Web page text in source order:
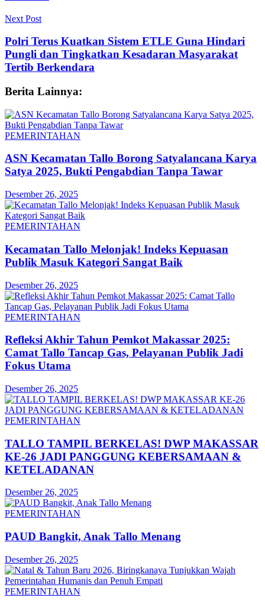
Next Post
Polri Terus Kuatkan Sistem ETLE Guna Hindari
Pungli dan Tingkatkan Kesadaran Masyarakat
Tertib Berkendara
Berita Lainnya:
PEMERINTAHAN
ASN Kecamatan Tallo Borong Satyalancana Karya
Satya 2025, Bukti Pengabdian Tanpa Tawar
Desember 26, 2025
PEMERINTAHAN
Kecamatan Tallo Melonjak! Indeks Kepuasan
Publik Masuk Kategori Sangat Baik
Desember 26, 2025
PEMERINTAHAN
Refleksi Akhir Tahun Pemkot Makassar 2025:
Camat Tallo Tancap Gas, Pelayanan Publik Jadi
Fokus Utama
Desember 26, 2025
PEMERINTAHAN
TALLO TAMPIL BERKELAS! DWP MAKASSAR
KE-26 JADI PANGGUNG KEBERSAMAAN &
KETELADANAN
Desember 26, 2025
PEMERINTAHAN
PAUD Bangkit, Anak Tallo Menang
Desember 26, 2025
PEMERINTAHAN